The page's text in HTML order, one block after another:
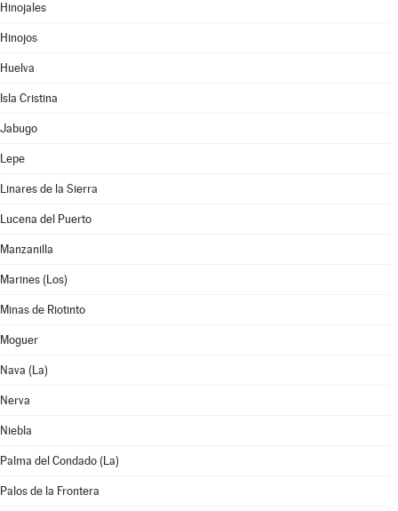
Hinojales
Hinojos
Huelva
Isla Cristina
Jabugo
Lepe
Linares de la Sierra
Lucena del Puerto
Manzanilla
Marines (Los)
Minas de Riotinto
Moguer
Nava (La)
Nerva
Niebla
Palma del Condado (La)
Palos de la Frontera